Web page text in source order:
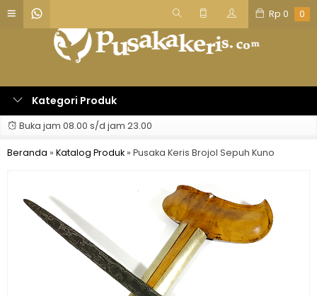
Rp 0 0
Kategori Produk
Buka jam 08.00 s/d jam 23.00
Beranda » Katalog Produk » Pusaka Keris Brojol Sepuh Kuno